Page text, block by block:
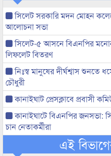
সিলেট সরকারি মদন মোহন
আলোচনা সভা
সিলেট-৫ আসনে বিএনপির
লিফলেট বিতরণ
নিঃস্ব মানুষের দীর্ঘশ্বাস শুনতে
চৌধুরী
কানাইঘাট প্রেসক্লাবে প্রবাসী
কানাইঘাটে বিএনপির জনসভা:
চান নেতাকর্মীরা
এই